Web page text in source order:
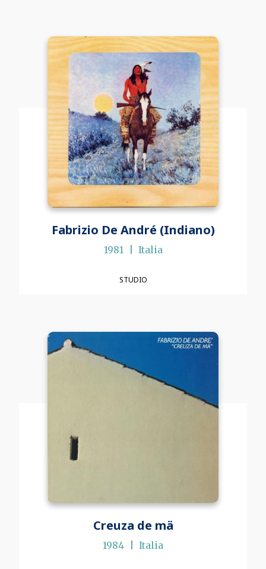
Fabrizio De André (Indiano)
1981 Italia
STUDIO
Creuza de mä
1984 Italia